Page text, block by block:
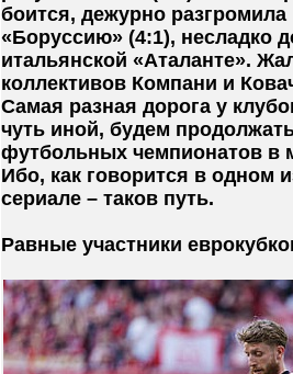
боится, дежурно
«Боруссию» (4:1), несладко
итальянской «Аталанте».
коллективов Компани и
Самая разная дорога у
чуть иной, будем
футбольных чемпионатов в
Ибо, как говорится в одном
сериале – таков путь.
Равные участники